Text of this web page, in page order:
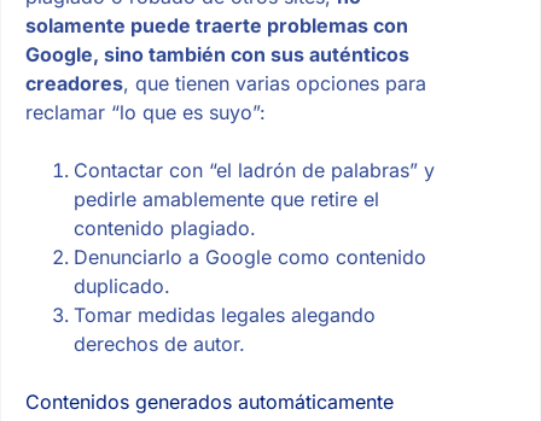
solamente puede traerte problemas con
Google, sino también con sus auténticos
creadores, que tienen varias opciones para
reclamar “lo que es suyo”:
Contactar con “el ladrón de palabras” y
pedirle amablemente que retire el
contenido plagiado.
Denunciarlo a Google como contenido
duplicado.
Tomar medidas legales alegando
derechos de autor.
Contenidos generados automáticamente